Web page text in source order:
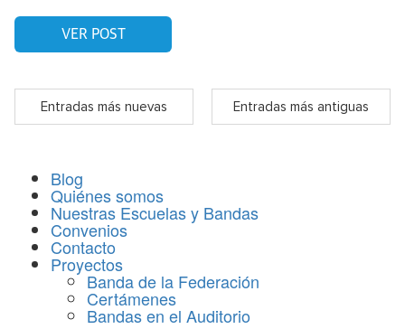
VER POST
Entradas más nuevas Entradas más antiguas
Blog
Quiénes somos
Nuestras Escuelas y Bandas
Convenios
Contacto
Proyectos
Banda de la Federación
Certámenes
Bandas en el Auditorio